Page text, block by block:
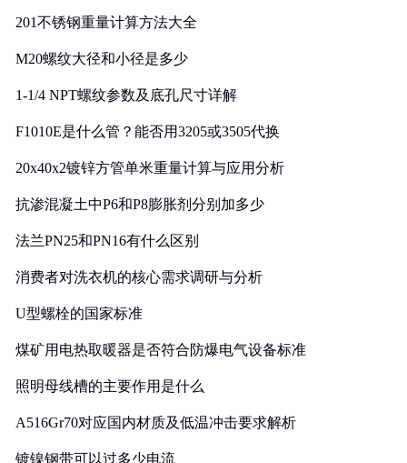
201不锈钢重量计算方法大全
M20螺纹大径和小径是多少
1-1/4 NPT螺纹参数及底孔尺寸详解
F1010E是什么管？能否用3205或3505代换
20x40x2镀锌方管单米重量计算与应用分析
抗渗混凝土中P6和P8膨胀剂分别加多少
法兰PN25和PN16有什么区别
消费者对洗衣机的核心需求调研与分析
U型螺栓的国家标准
煤矿用电热取暖器是否符合防爆电气设备标准
照明母线槽的主要作用是什么
A516Gr70对应国内材质及低温冲击要求解析
镀镍钢带可以过多少电流